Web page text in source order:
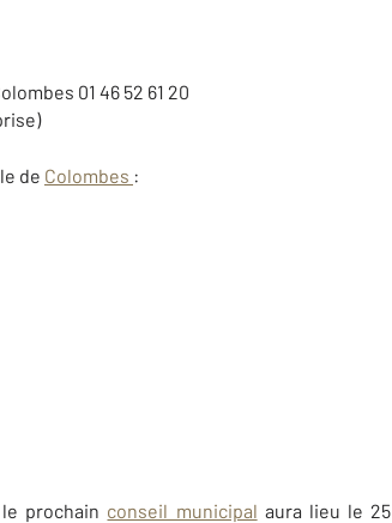
01 46 52 61 20
de Colombes :
prochain conseil municipal aura lieu le 25